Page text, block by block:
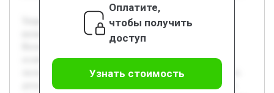
Теория Большого взрыва занимает центральное место в
космологии и объясняет возникновение и эволюцию
ослабевает благодаря новым наблюдениям и
экспериментальным данным, которые позволяют уточнить
детали начальных этапов развития космоса. Цель данного
Оплатите,
чтобы получить
доступ
Узнать стоимость